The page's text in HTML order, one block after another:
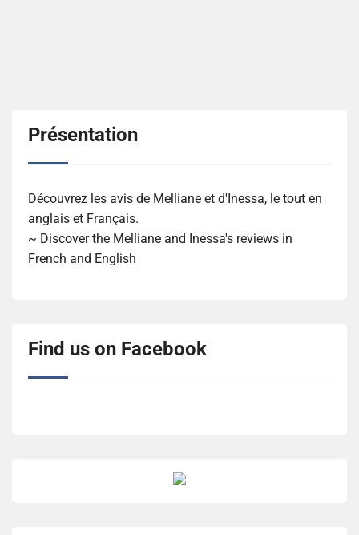
Présentation
Découvrez les avis de Melliane et d'Inessa, le tout en
anglais et Français.
~ Discover the Melliane and Inessa's reviews in
French and English
Find us on Facebook